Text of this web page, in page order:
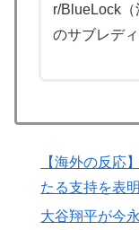
大地震が起き
海外でも凄す
ゴンボール」
海外「剣が二
となんだ」満
r/BlueLock
のサブレデ
【海外の反応
たる支持を表
大谷翔平が今